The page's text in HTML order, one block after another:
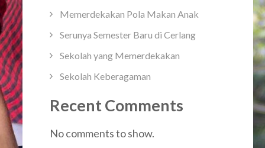
Memerdekakan Pola Makan Anak
Serunya Semester Baru di Cerlang
Sekolah yang Memerdekakan
Sekolah Keberagaman
Recent Comments
No comments to show.